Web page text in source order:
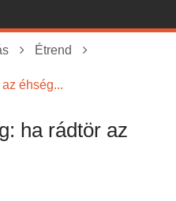
Étrend
éhség...
ha rádtör az